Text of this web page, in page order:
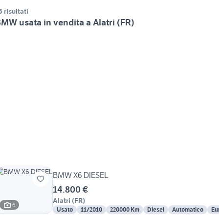
risultati
usata in vendita a Alatri (FR)
6
BMW X6 DIESEL
14.800 €
Alatri (FR)
Usato 11/2010 220000 Km Diesel Automatico